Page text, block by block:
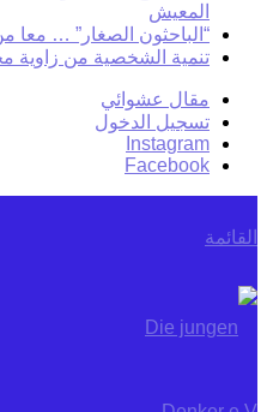
المعيش
“الباحثون الصغار” …
تنمية الشخصية من زاوية
مقال عشوائي
تسجيل الدخول
Instagram
Facebook
القائمة